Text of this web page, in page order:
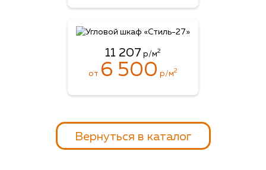
11 207 р/м2
от 6 500 р/м2
Вернуться в каталог